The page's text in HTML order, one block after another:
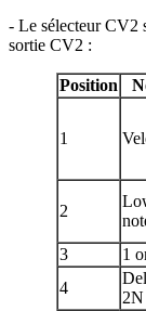
- Le sélecteur CV2
sortie CV2 :
Position
1
2
3
1
4
2N